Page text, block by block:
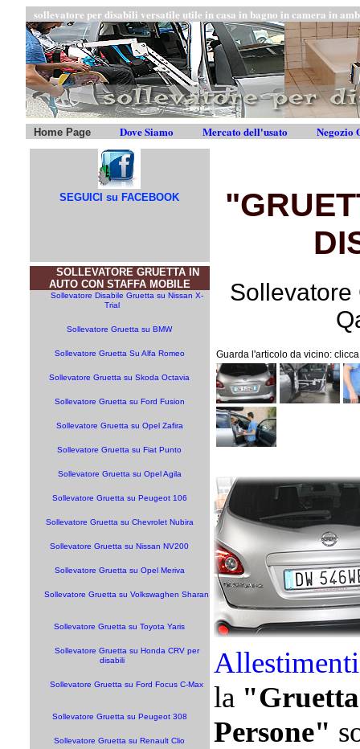
sollevatore per disabili versatile utile in casa in bagno in camera in
Home Page Dove Siamo Mercato dell'usato Negozio
SEGUICI su FACEBOOK
SOLLEVATORE GRUETTA IN
AUTO CON STAFFA MOBILE
Sollevatore Disabile Gruetta su Nissan X-
Trial
Sollevatore Gruetta su BMW
Sollevatore Gruetta Su Alfa Romeo
Sollevatore Gruetta su Skoda Octavia
Sollevatore Gruetta su Ford Fusion
Sollevatore Gruetta su Opel Zafira
Sollevatore Gruetta su Fiat Punto
Sollevatore Gruetta su Opel Agila
Sollevatore Gruetta su Peugeot 106
Sollevatore Gruetta su Chevrolet Nubira
Sollevatore Gruetta su Nissan NV200
Sollevatore Gruetta su Opel Meriva
Sollevatore Gruetta su Volkswaghen Sharan
Sollevatore Gruetta su Toyota Yaris
Sollevatore Gruetta su Honda CRV per
disabili
Sollevatore Gruetta su Ford Focus C-Max
Sollevatore Gruetta su Peugeot 308
Sollevatore Gruetta su Renault Clio
Sollevatore
Guarda l'articolo da vicino:
la
Persone"